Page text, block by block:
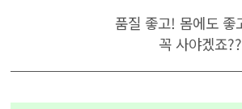
품질 좋고! 몸에도
꼭 사야겠죠